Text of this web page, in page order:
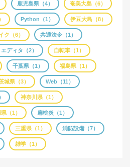
鹿児島県（4） 奄美大島（6）
Python（1） 伊豆大島（8）
ク（6） 共通法令（1）
ディタ（2） 自転車（1）
千葉県（1） 福島県（1）
城県（3） Web（11）
神奈川県（1）
（1） 扁桃炎（1）
三重県（1） 消防設備（7）
雑学（1）